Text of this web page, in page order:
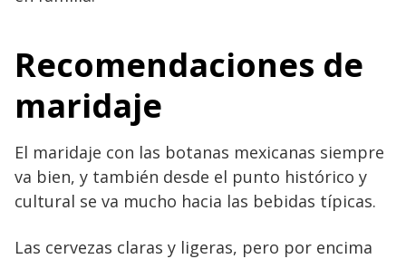
Recomendaciones de
maridaje
El maridaje con las botanas mexicanas siempre
va bien, y también desde el punto histórico y
cultural se va mucho hacia las bebidas típicas.
Las cervezas claras y ligeras, pero por encima